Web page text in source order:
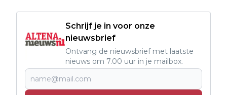
Schrijf je in voor onze
nieuwsbrief
Ontvang de nieuwsbrief met laatste
nieuws om 7.00 uur in je mailbox.